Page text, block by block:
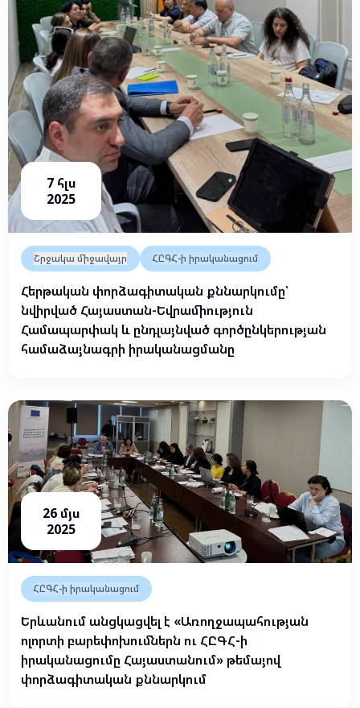
7 հլս
2025
Շրջակա միջավայր ՀԸԳՀ-ի իրականացում
Հերթական փորձագիտական քննարկումը՝
նվիրված Հայաստան-Եվրամիություն
Համապարփակ և ընդլայնված գործընկերության
համաձայնագրի իրականացմանը
26 մյս
2025
ՀԸԳՀ-ի իրականացում
Երևանում անցկացվել է «Առողջապահության
ոլորտի բարեփոխումներն ու ՀԸԳՀ-ի
իրականացումը Հայաստանում» թեմայով
փորձագիտական քննարկում